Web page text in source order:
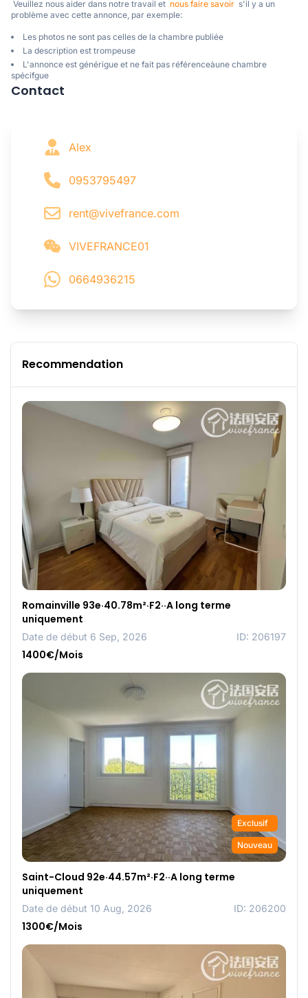
Veuillez nous aider dans notre travail et nous faire savoir
  s'il y a un
problème avec cette annonce, par exemple:
Les photos ne sont pas celles de la chambre publiée
La description est trompeuse
L'annonce est générigue et ne fait pas référenceàune chambre
spécifgue
Contact
Alex
0953795497
rent@vivefrance.com
VIVEFRANCE01
0664936215
Recommendation
Romainville 93e·40.78m²·F2··A long terme
uniquement
Date de début 6 Sep, 2026 ID: 206197
1400€/Mois
Exclusif
Nouveau
Saint-Cloud 92e·44.57m²·F2··A long terme
uniquement
Date de début 10 Aug, 2026 ID: 206200
1300€/Mois